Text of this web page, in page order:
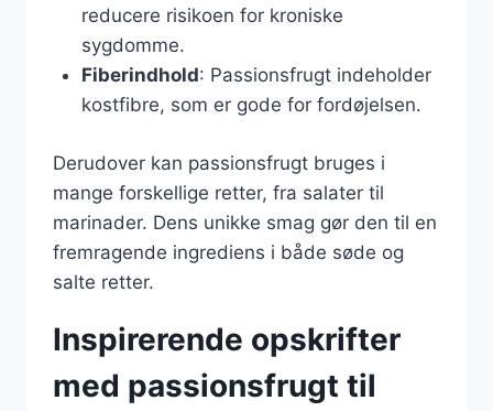
reducere risikoen for kroniske
sygdomme.
Fiberindhold: Passionsfrugt indeholder
kostfibre, som er gode for fordøjelsen.
Derudover kan passionsfrugt bruges i
mange forskellige retter, fra salater til
marinader. Dens unikke smag gør den til en
fremragende ingrediens i både søde og
salte retter.
Inspirerende opskrifter
med passionsfrugt til